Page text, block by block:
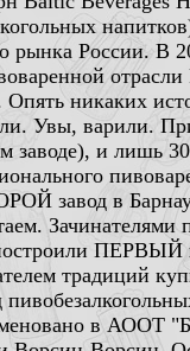
России. В
никаких
Увы, варили.
и лишь
завод в
Зачинателями
ПЕРВЫЙ
традиций
в АООТ